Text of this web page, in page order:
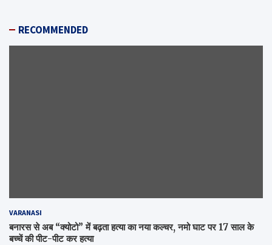
RECOMMENDED
VARANASI
बनारस से अब “क्योटो” में बढ़ता हत्या का नया कल्चर, नमो घाट पर 17 साल के
बच्चें की पीट-पीट कर हत्या